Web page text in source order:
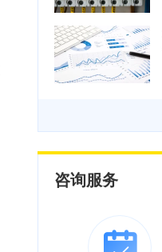
咨询服务